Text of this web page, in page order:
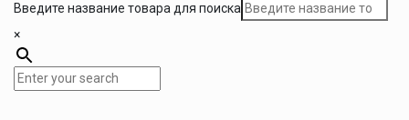
Введите название товара для поиска
×